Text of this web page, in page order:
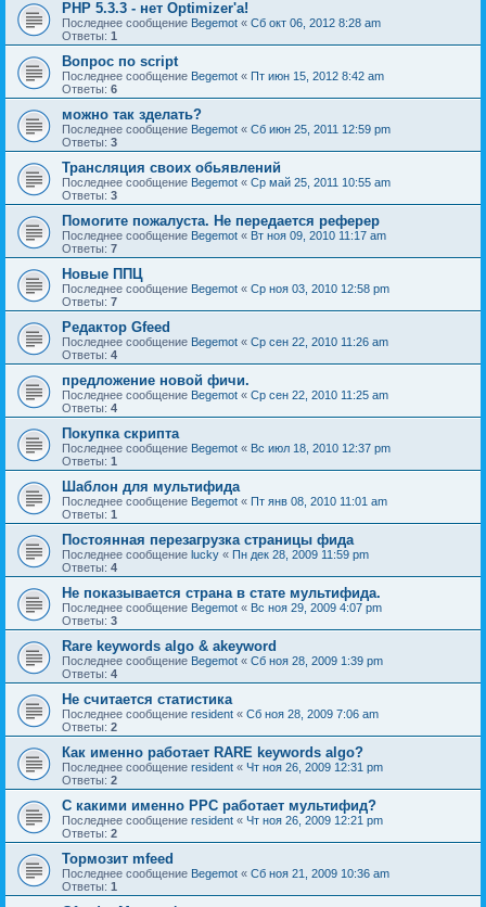
PHP 5.3.3 - нет Optimizer'а!
Последнее сообщение Begemot « Сб окт 06, 2012 8:28 am
Ответы: 1
Вопрос по script
Последнее сообщение Begemot « Пт июн 15, 2012 8:42 am
Ответы: 6
можно так зделать?
Последнее сообщение Begemot « Сб июн 25, 2011 12:59 pm
Ответы: 3
Трансляция своих обьявлений
Последнее сообщение Begemot « Ср май 25, 2011 10:55 am
Ответы: 3
Помогите пожалуста. Не передается реферер
Последнее сообщение Begemot « Вт ноя 09, 2010 11:17 am
Ответы: 7
Новые ППЦ
Последнее сообщение Begemot « Ср ноя 03, 2010 12:58 pm
Ответы: 7
Редактор Gfeed
Последнее сообщение Begemot « Ср сен 22, 2010 11:26 am
Ответы: 4
предложение новой фичи.
Последнее сообщение Begemot « Ср сен 22, 2010 11:25 am
Ответы: 4
Покупка скрипта
Последнее сообщение Begemot « Вс июл 18, 2010 12:37 pm
Ответы: 1
Шаблон для мультифида
Последнее сообщение Begemot « Пт янв 08, 2010 11:01 am
Ответы: 1
Постоянная перезагрузка страницы фида
Последнее сообщение lucky « Пн дек 28, 2009 11:59 pm
Ответы: 4
Не показывается страна в стате мультифида.
Последнее сообщение Begemot « Вс ноя 29, 2009 4:07 pm
Ответы: 3
Rare keywords algo & akeyword
Последнее сообщение Begemot « Сб ноя 28, 2009 1:39 pm
Ответы: 4
Не считается статистика
Последнее сообщение resident « Сб ноя 28, 2009 7:06 am
Ответы: 2
Как именно работает RARE keywords algo?
Последнее сообщение resident « Чт ноя 26, 2009 12:31 pm
Ответы: 2
C какими именно PPC работает мультифид?
Последнее сообщение resident « Чт ноя 26, 2009 12:21 pm
Ответы: 2
Тормозит mfeed
Последнее сообщение Begemot « Сб ноя 21, 2009 10:36 am
Ответы: 1